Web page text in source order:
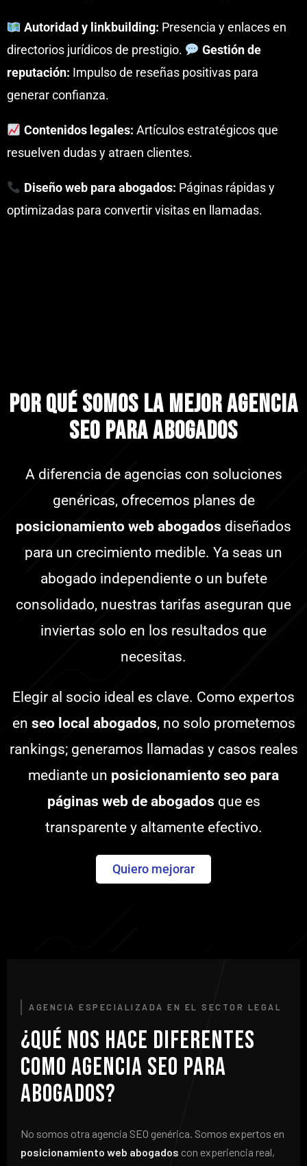
Autoridad y linkbuilding: Presencia y enlaces en
directorios jurídicos de prestigio.
Gestión de
reputación: Impulso de reseñas positivas para
generar confianza.
Contenidos legales: Artículos estratégicos que
resuelven dudas y atraen clientes.
Diseño web para abogados: Páginas rápidas y
optimizadas para convertir visitas en llamadas.
Por qué somos la mejor agencia
SEO para abogados
A diferencia de agencias con soluciones
genéricas, ofrecemos planes de
posicionamiento web abogados diseñados
para un crecimiento medible. Ya seas un
abogado independiente o un bufete
consolidado, nuestras tarifas aseguran que
inviertas solo en los resultados que
necesitas.
Elegir al socio ideal es clave. Como expertos
en seo local abogados, no solo prometemos
rankings; generamos llamadas y casos reales
mediante un posicionamiento seo para
páginas web de abogados que es
transparente y altamente efectivo.
Quiero mejorar
AGENCIA ESPECIALIZADA EN EL SECTOR LEGAL
¿Qué nos hace diferentes
como agencia SEO para
abogados?
No somos otra agencia SEO genérica. Somos expertos en
posicionamiento web abogados con experiencia real,